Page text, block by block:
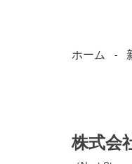
ホーム
株式会